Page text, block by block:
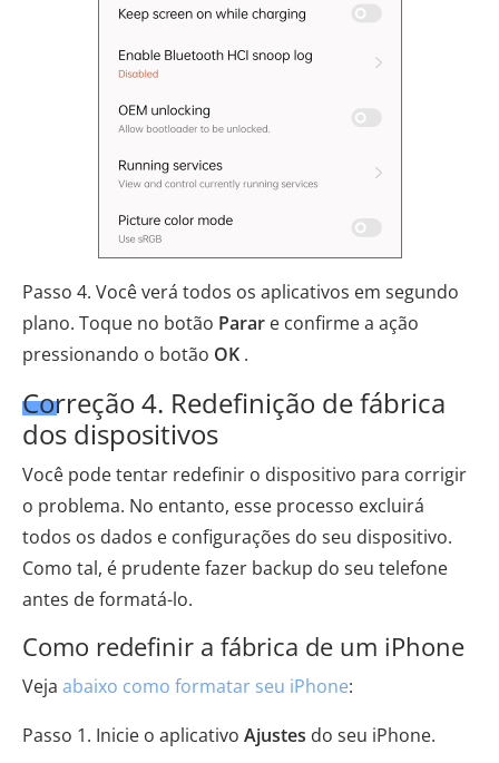
Passo 4. Você verá todos os aplicativos em segundo
plano. Toque no botão Parar e confirme a ação
pressionando o botão OK .
Correção 4. Redefinição de fábrica
dos dispositivos
Você pode tentar redefinir o dispositivo para corrigir
o problema. No entanto, esse processo excluirá
todos os dados e configurações do seu dispositivo.
Como tal, é prudente fazer backup do seu telefone
antes de formatá-lo.
Como redefinir a fábrica de um iPhone
Veja abaixo como formatar seu iPhone:
Passo 1. Inicie o aplicativo Ajustes do seu iPhone.